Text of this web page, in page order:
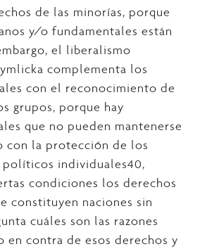
de las minorías, porque
y/o fundamentales están
el liberalismo
complementa los
con el reconocimiento de
grupos, porque hay
que no pueden mantenerse
con la protección de los
individuales40,
condiciones los derechos
constituyen naciones sin
cuáles son las razones
en contra de esos derechos y